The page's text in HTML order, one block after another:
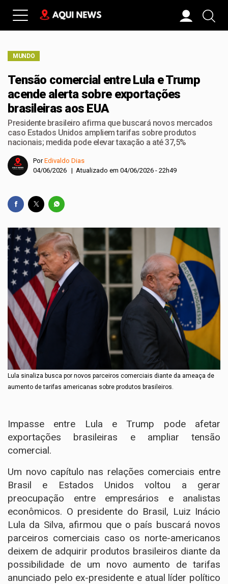
MUNDO
Tensão comercial entre Lula e Trump
acende alerta sobre exportações
brasileiras aos EUA
Presidente brasileiro afirma que buscará novos mercados
caso Estados Unidos ampliem tarifas sobre produtos
nacionais; medida pode elevar taxação a até 37,5%
PorEdivaldo Dias
04/06/2026 | Atualizado em 04/06/2026 - 22h49
Lula sinaliza busca por novos parceiros comerciais diante da ameaça de
aumento de tarifas americanas sobre produtos brasileiros.
Impasse entre Lula e Trump pode afetar
exportações brasileiras e ampliar tensão
comercial.
Um novo capítulo nas relações comerciais entre
Brasil e Estados Unidos voltou a gerar
preocupação entre empresários e analistas
econômicos. O presidente do Brasil, Luiz Inácio
Lula da Silva, afirmou que o país buscará novos
parceiros comerciais caso os norte-americanos
deixem de adquirir produtos brasileiros diante da
possibilidade de um novo aumento de tarifas
anunciado pelo ex-presidente e atual líder político